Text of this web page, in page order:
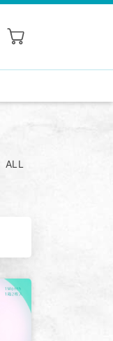
ALL